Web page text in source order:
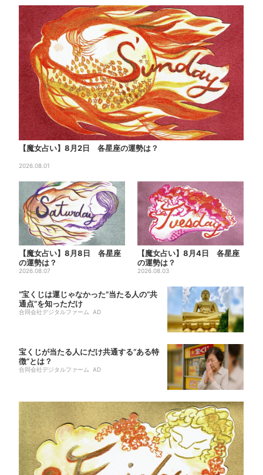
【魔女占い】8月2日 各星座の運勢は？
2026.08.01
【魔女占い】8月8日 各星座
の運勢は？
2026.08.07
【魔女占い】8月4日 各星座
の運勢は？
2026.08.03
“宝くじは運じゃなかった”当たる人の“共
通点”を知っただけ
合同会社デジタルファーム AD
宝くじが当たる人にだけ共通する“ある特
徴”とは？
合同会社デジタルファーム AD